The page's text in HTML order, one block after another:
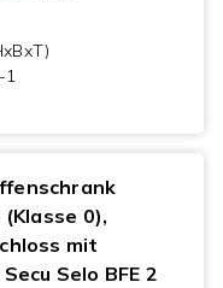
1
0),
mit
Selo BFE 2